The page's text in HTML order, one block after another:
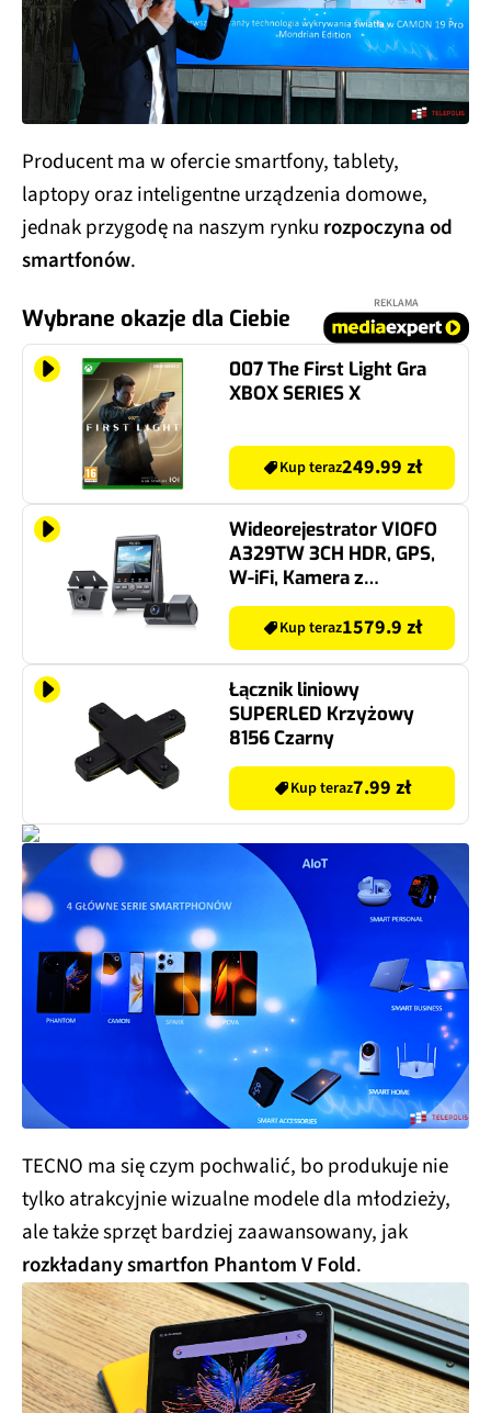
Producent ma w ofercie smartfony, tablety,
laptopy oraz inteligentne urządzenia domowe,
jednak przygodę na naszym rynku rozpoczyna od
smartfonów.
Wybrane okazje dla Ciebie
REKLAMA
007 The First Light Gra
XBOX SERIES X
Kup teraz249.99 zł
Wideorejestrator VIOFO
A329TW 3CH HDR, GPS,
W-iFi, Kamera z
teleobiektywem, Kamera
tylna Kup teraz1579.9 zł
Łącznik liniowy
SUPERLED Krzyżowy
8156 Czarny
Kup teraz7.99 zł
TECNO ma się czym pochwalić, bo produkuje nie
tylko atrakcyjnie wizualne modele dla młodzieży,
ale także sprzęt bardziej zaawansowany, jak
rozkładany smartfon Phantom V Fold.